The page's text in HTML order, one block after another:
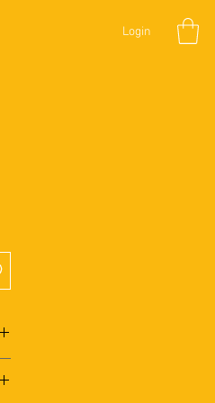
Login